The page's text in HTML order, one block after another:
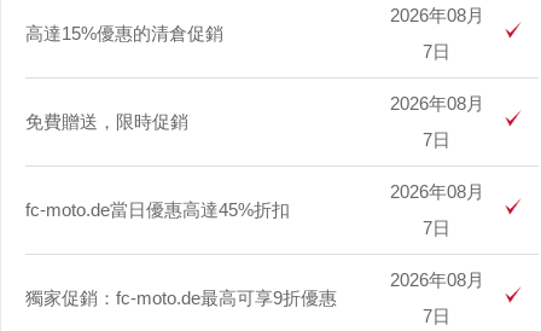
高達15%優惠的清倉促銷
2026年08月
7日
免費贈送，限時促銷
2026年08月
7日
fc-moto.de當日優惠高達45%折扣
2026年08月
7日
獨家促銷：fc-moto.de最高可享9折優惠
2026年08月
7日